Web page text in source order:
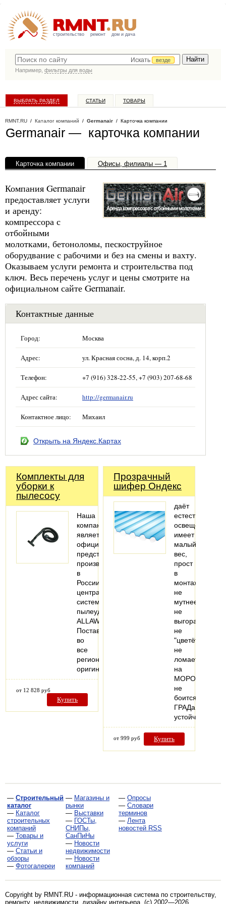
строительство ремонт дом и дача
Искать
везде
Например, фильтры для воды
ВЫБРАТЬ РАЗДЕЛ СТАТЬИ ТОВАРЫ
RMNT.RU / Каталог компаний / Germanair / Карточка компании
Germanair — карточка компании
Карточка компании Офисы, филиалы — 1
Компания Germanair
предоставляет услуги
и аренду:
компрессора с
отбойными
молотками, бетоноломы, пескоструйное
оборудвание с рабочими и без на смены и вахту.
Оказываем услуги ремонта и строительства под
ключ. Весь перечень услуг и цены смотрите на
официальном сайте Germanair.
Контактные данные
Город: Москва
Адрес: ул. Красная сосна, д. 14, корп.2
Телефон: +7 (916) 328-22-55, +7 (903) 207-68-68
Адрес сайта: http://germanair.ru
Контактное лицо: Михаил
Открыть на Яндекс.Картах
Комплекты для
уборки к
пылесосу
Наша
компания
является
официальным
представителем
производителя
в
России
центральных
систем
пылеудаления
ALLAWAY.
Поставляем
во
все
регионы
оригинальные…
от 12 828 руб
Купить
Прозрачный
шифер Ондекс
даёт
естественное
освещение
имеет
малый
вес,
прост
в
монтаже
не
мутнеет,
не
выгорает,
не
"цветёт"
не
ломается
на
МОРОЗе,
не
боится
ГРАДа!
устойчив…
от 999 руб Купить
— Строительный
каталог
— Каталог
строительных
компаний
— Товары и
услуги
— Статьи и
обзоры
— Фотогалереи
— Магазины и
рынки
— Выставки
— ГОСТы,
СНИПы,
СанПиНы
— Новости
недвижимости
— Новости
компаний
— Опросы
— Словари
терминов
— Лента
новостей RSS
Copyright by RMNT.RU - информационная система по строительству,
ремонту, недвижимости, дизайну интерьера . (c) 2002—2026